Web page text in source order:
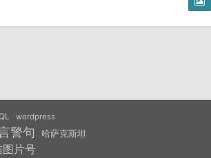
wordpress
警句 哈萨克斯坦
图片号